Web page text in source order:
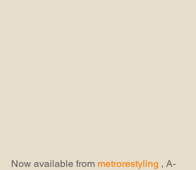
Now available from metrorestyling , A-